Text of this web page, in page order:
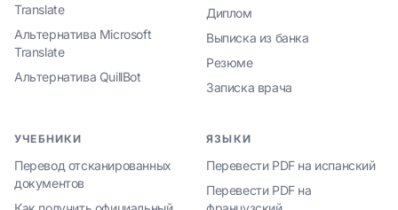
Translate
Альтернатива Microsoft
Translate
Альтернатива QuillBot
Диплом
Выписка из банка
Резюме
Записка врача
УЧЕБНИКИ
Перевод отсканированных
документов
ЯЗЫКИ
Перевести PDF на испанский
Перевести PDF на